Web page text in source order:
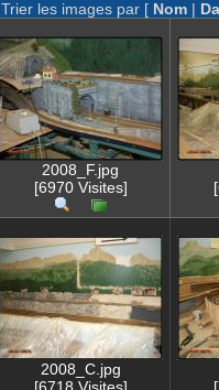
Trier les images par [ Nom |
2008_F.jpg
[6970 Visites]
2008_C.jpg